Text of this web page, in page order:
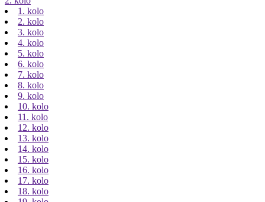
1. kolo
2. kolo
3. kolo
4. kolo
5. kolo
6. kolo
7. kolo
8. kolo
9. kolo
10. kolo
11. kolo
12. kolo
13. kolo
14. kolo
15. kolo
16. kolo
17. kolo
18. kolo